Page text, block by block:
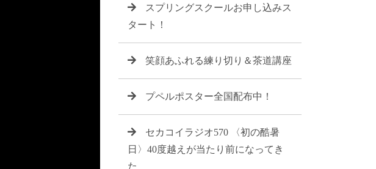
スプリングスクールお申し込みス
タート！
笑顔あふれる練り切り＆茶道講座
プペルポスター全国配布中！
セカコイラジオ570 〈初の酷暑
日〉40度越えが当たり前になってき
た